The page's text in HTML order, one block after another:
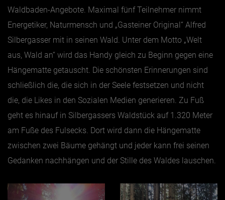
Waldbaden-Angebote. Maximal fünf Teilnehmer nimmt
Energetiker, Naturmensch und „Gasteiner Original“ Alfred
Silbergasser mit in seinen Wald. Unter dem Motto „Welt
aus, Wald an“ wird das Handy gleich zu Beginn gegen eine
Hängematte getauscht. Die schönsten Erinnerungen sind
schließlich die, die sich in der Seele festsetzen und nicht
die, die Likes in den Sozialen Medien generieren. Zu Fuß
geht es hinauf in Silbergassers Waldstück auf 1.320 Meter
am Fuße des Fulsecks. Dort wird dann die Hängematte
zwischen zwei Bäume gehängt und jeder kann frei seinen
Gedanken nachhängen und der Stille des Waldes lauschen.